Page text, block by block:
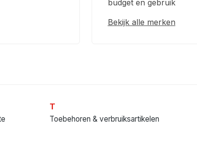
budget en gebruik
Bekijk alle merken
T
Toebehoren & verbruiksartikelen